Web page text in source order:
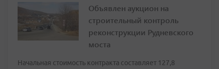
Объявлен аукцион на
строительный контроль
реконструкции Рудневского
моста
Начальная стоимость контракта составляет 127,8